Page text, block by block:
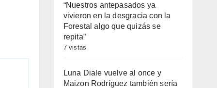
“Nuestros antepasados ya
vivieron en la desgracia con la
Forestal algo que quizás se
repita”
7 vistas
Luna Diale vuelve al once y
Maizon Rodríguez también sería